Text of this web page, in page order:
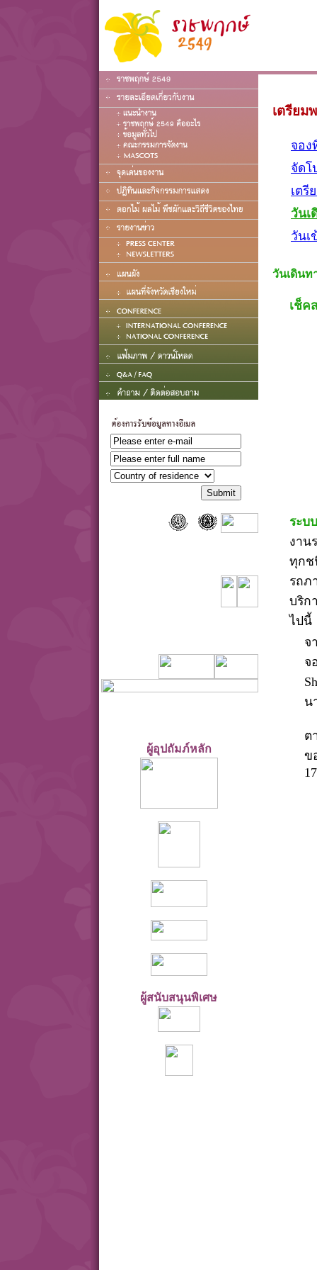
ผู้อุปถัมภ์หลัก
ผู้สนับสนุนพิเศษ
เตรียม
จอง
จัดโ
เตรี
วันเ
วันเ
วันเดินท
เช็ค
ระบ
งาน
ทุกช
รถภ
บริก
ไปนี้
จ
จ
น
ต
ข